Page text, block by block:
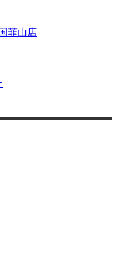
韮山店